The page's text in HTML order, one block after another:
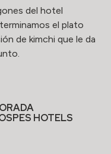
del hotel
el plato
de kimchi que le da